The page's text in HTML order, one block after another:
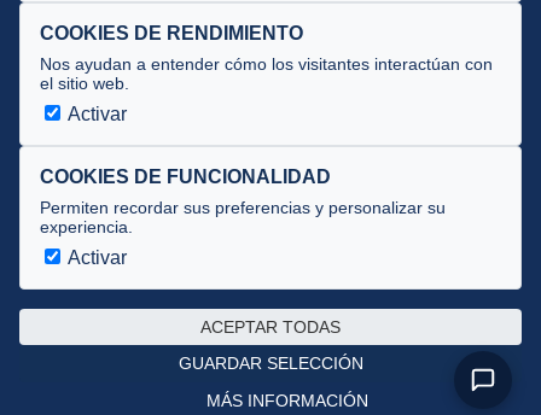
Documentos
Cursos
Circulares oficiales
Convocatorias y Equipaciones
Av. José Atarés 101, semisótano. 50018 Zaragoza
Privacidad · Cookies
COOKIES DE RENDIMIENTO
Nos ayudan a entender cómo los visitantes interactúan con
el sitio web.
Activar
COOKIES DE FUNCIONALIDAD
Permiten recordar sus preferencias y personalizar su
experiencia.
Activar
ACEPTAR TODAS
GUARDAR SELECCIÓN
MÁS INFORMACIÓN